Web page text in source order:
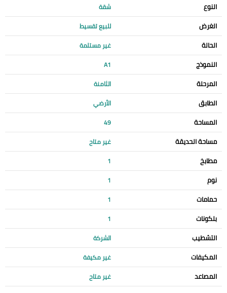
النوع شقة
الغرض للبيع تقسيط
الحالة غير مستلمة
النموذج A1
المرحلة الثامنة
الطابق الأرضي
المساحة 49
مساحة الحديقة غير متاح
مطابخ 1
نوم 1
حمامات 1
بلكونات 1
التشطيب الشركة
المكيفات غير مكيفة
المصاعد غير متاح